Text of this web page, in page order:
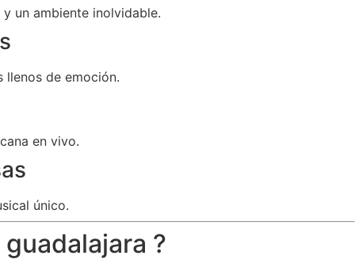
un ambiente inolvidable.
llenos de emoción.
en vivo.
único.
?